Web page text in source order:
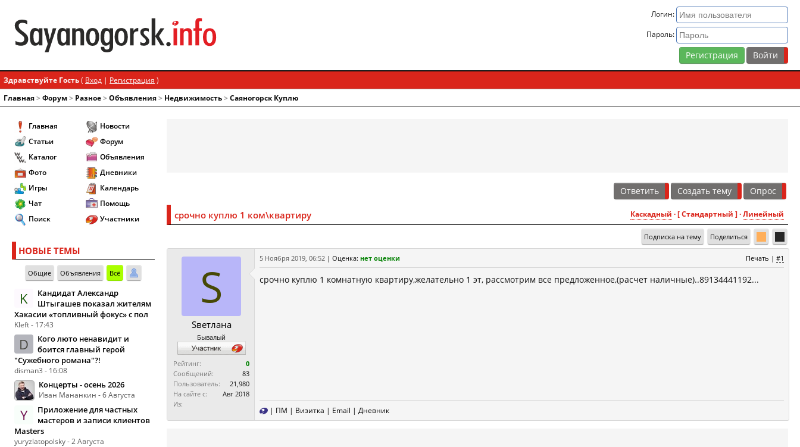
Логин:
Пароль:
Регистрация
Здравствуйте Гость( Вход | Регистрация )
Главная> Форум> Разное> Объявления> Недвижимость> Саяногорск Куплю
Главная
Статьи
Каталог
Фото
Игры
Чат
Поиск
Новости
Форум
Объявления
Дневники
Календарь
Помощь
Участники
НОВЫЕ ТЕМЫ
Общие Объявления Всё
K
Кандидат Александр
Штыгашев показал жителям
Хакасии «топливный фокус» с пол
Kleft - 17:43
D
Кого люто ненавидит и
боится главный герой
"Сужебного романа"?!
disman3 - 16:08
Концерты - осень 2026
Иван Мананкин - 6 Августа
Y
Приложение для частных
мастеров и записи клиентов
Masters
yuryzlatopolsky - 2 Августа
Ответить Создать тему Опрос
Каскадный · [ Стандартный ] ·Линейный
срочно куплю 1 ком\квартиру
Подписка на тему Поделиться
S
Sветлaнa
Бывалый
Рейтинг:
0
Сообщений:
83
Пользователь:
21,980
На сайте с:
Авг 2018
Из:
Печать | #1
5 Ноября 2019, 06:52 | Оценка: нет оценки
срочно куплю 1 комнатную квартиру,желательно 1 эт, рассмотрим все предложенное,(расчет наличные)..89134441192...
| ПМ | Визитка | Email | Дневник